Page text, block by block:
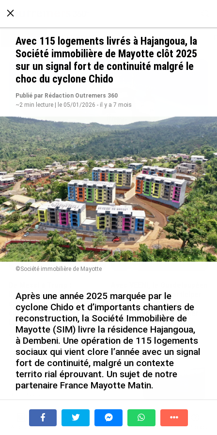
À LA UNE POLITIQUE ECONOMIE SOCIÉTÉ
Rapport 2025 de l’Ifremer : un engagement
décisif dans les Outre-mer
le 07/08/2026
l’expérience internationale
du Martiniquais Benoît Etinof
au service du Karibea Sainte-
Luce en Martinique
le 07/08/2026
Yanis Foy entend participer
au développement
touristique des Outre-mer
le 06/08/2026
Après 5 ans à la SARA aux Antilles,
Olivier Cotta prend la direction
générale de...
En juin 2026, les prix à la
consommation diminuent à
À la une Tv Radio A Propos
Avec 115 logements livrés à Hajangoua, la
Société immobilière de Mayotte clôt 2025
sur un signal fort de continuité malgré le
choc du cyclone Chido
Publié par Rédaction Outremers 360
~2 min lecture | le 05/01/2026 - il y a 7 mois
©Société immobilière de Mayotte
Après une année 2025 marquée par le
cyclone Chido et d’importants chantiers de
reconstruction, la Société Immobilière de
Mayotte (SIM) livre la résidence Hajangoua,
à Dembeni. Une opération de 115 logements
sociaux qui vient clore l’année avec un signal
fort de continuité, malgré un contexte
territo rial éprouvant. Un sujet de notre
partenaire France Mayotte Matin.
logement social à Mayotte. À Hajangoua, dans la
commune de Dembeni, la Société Immobilière de